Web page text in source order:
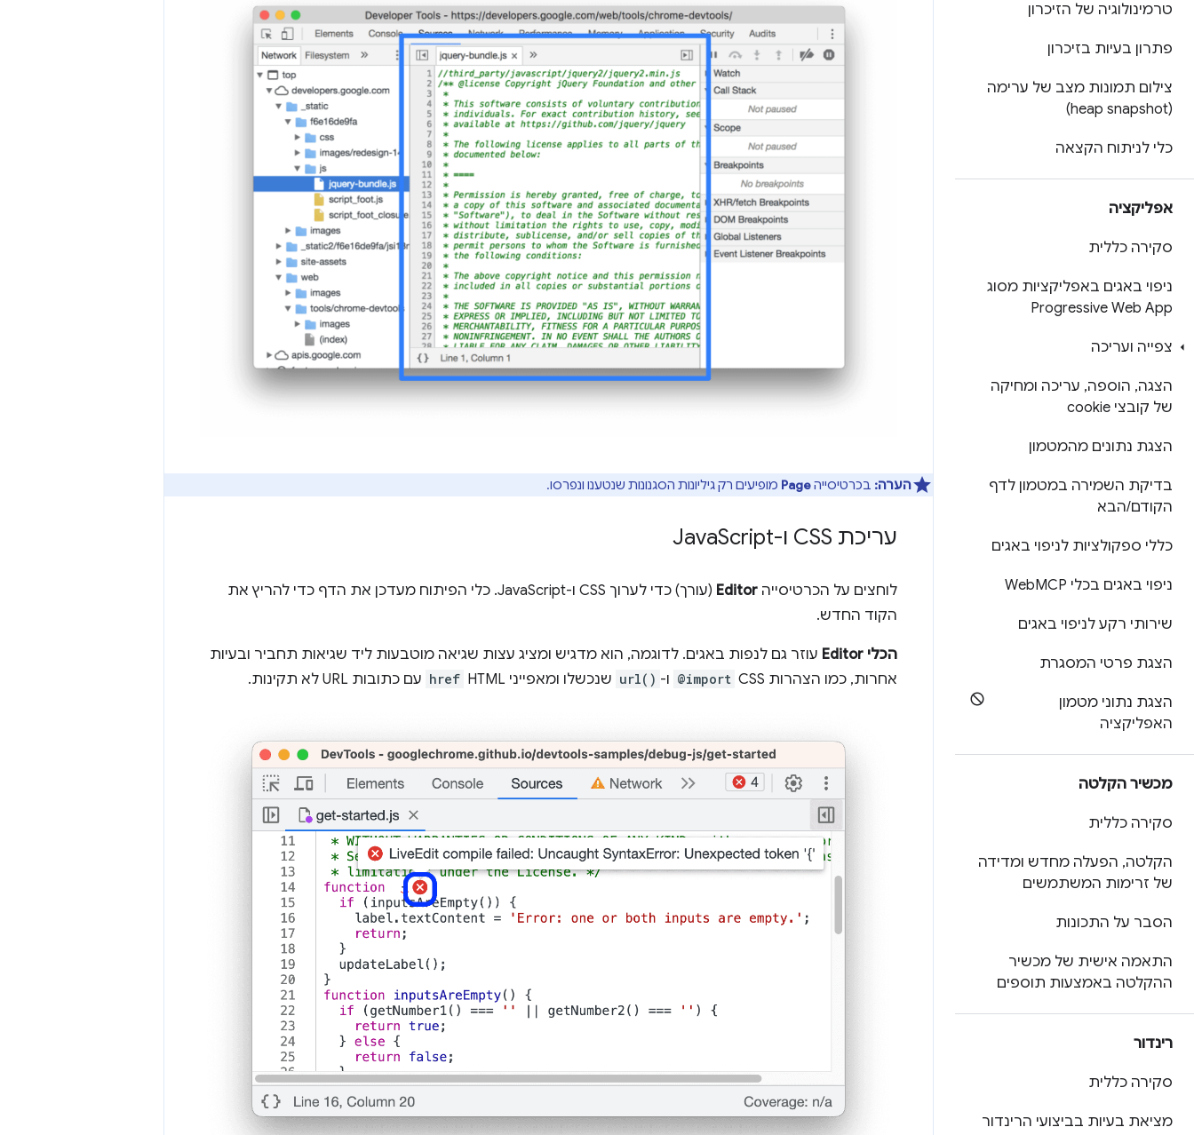
טרמינולוגיה של הזיכרון
פתרון בעיות בזיכרון
צילום תמונות מצב של ערימה
(heap snapshot)
כלי לניתוח הקצאה
אפליקציה
סקירה כללית
ניפוי באגים באפליקציות מסוג
Progressive Web App
צפייה ועריכה
הצגה, הוספה, עריכה ומחיקה
של קובצי cookie
הצגת נתונים מהמטמון
בדיקת השמירה במטמון לדף
הקודם/הבא
כללי ספקולציות לניפוי באגים
ניפוי באגים בכלי Web MCP
שירותי רקע לניפוי באגים
הצגת פרטי המסגרת
הצגת נתוני מטמון
האפליקציה
מכשיר הקלטה
סקירה כללית
הקלטה, הפעלה מחדש ומדידה
של זרימות המשתמשים
הסבר על התכונות
התאמה אישית של מכשיר
ההקלטה באמצעות תוספים
רינדור
סקירה כללית
מציאת בעיות בביצועי הרינדור
הערה: בכרטיסייהPage מופיעים רק גיליונות הסגנונות שנטענו ונפרסו.
עריכת CSS ו-Java Script
לוחצים על הכרטיסייה Editor
(עורך) כדי לערוך CSS ו-JavaScript. כלי הפיתוח מעדכן את הדף כדי להריץ את
הקוד החדש.
הכלי Editor
עוזר גם לנפות באגים. לדוגמה, הוא מדגיש ומציג עצות שגיאה מוטבעות ליד שגיאות תחביר ובעיות
אחרות, כמו הצהרות CSS‏
@import ו- url() שנכשלו ומאפייני HTML‏ href עם כתובות URL לא תקינות.